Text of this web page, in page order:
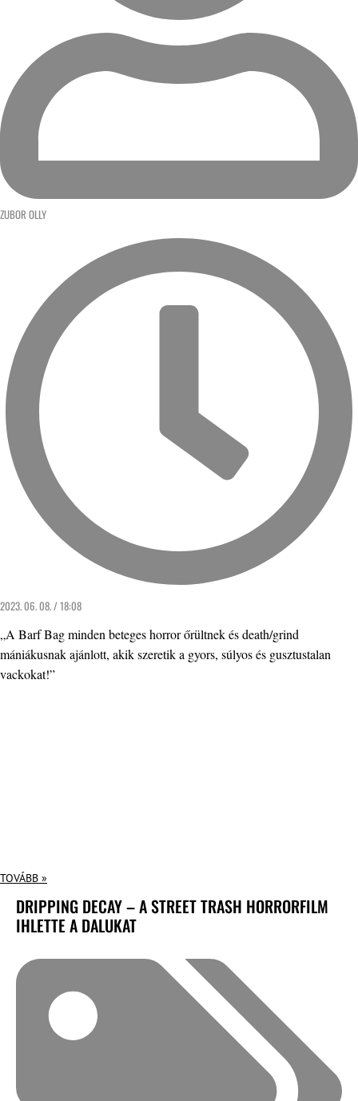
ZUBOR OLLY
2023. 06. 08. / 18:08
„A Barf Bag minden beteges horror őrültnek és death/grind
mániákusnak ajánlott, akik szeretik a gyors, súlyos és gusztustalan
vackokat!”
TOVÁBB »
DRIPPING DECAY – A STREET TRASH HORRORFILM
IHLETTE A DALUKAT